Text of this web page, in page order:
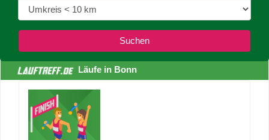
Läufe in Bonn